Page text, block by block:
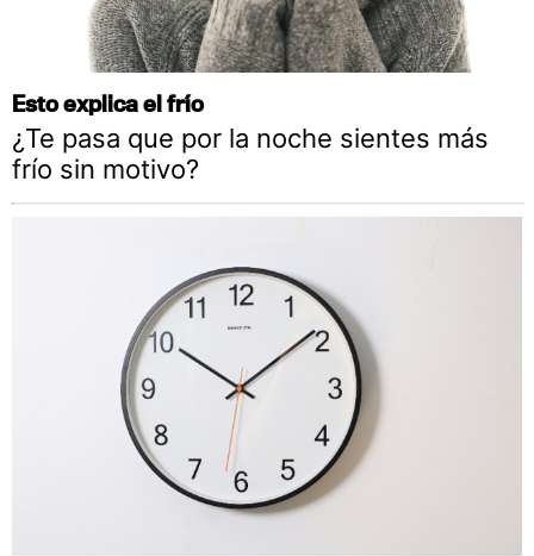
Esto explica el frío
¿Te pasa que por la noche sientes más
frío sin motivo?